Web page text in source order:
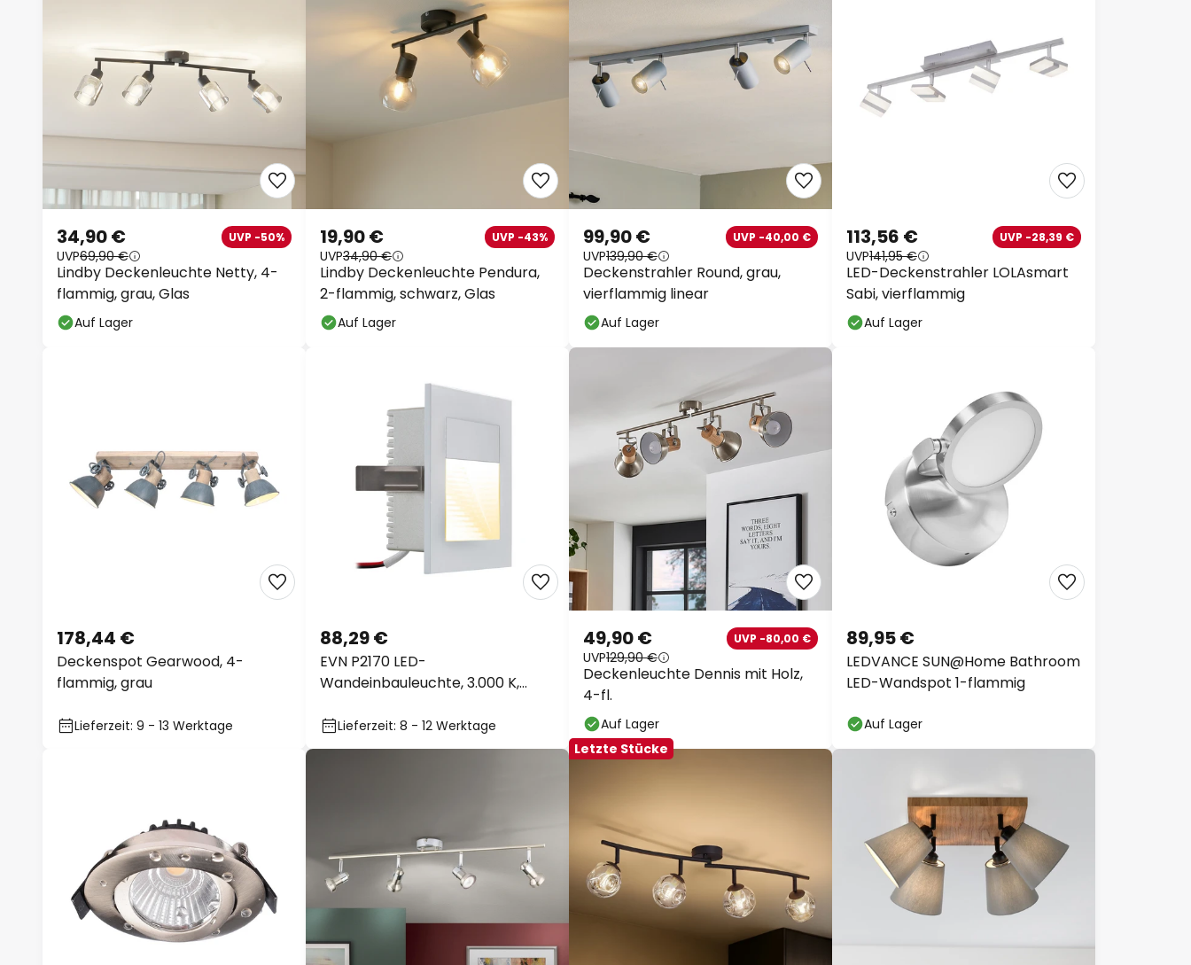
Lindby Deckenleuchte Netty, 4-
flammig, grau, Glas
34,90 € UVP -50%
UVP69,90 €
Auf Lager
Lindby Deckenleuchte Pendura,
2-flammig, schwarz, Glas
19,90 € UVP -43%
UVP34,90 €
Auf Lager
Deckenstrahler Round, grau,
vierflammig linear
99,90 € UVP -40,00 €
UVP139,90 €
Auf Lager
LED-Deckenstrahler LOLAsmart
Sabi, vierflammig
113,56 € UVP -28,39 €
UVP141,95 €
Auf Lager
Deckenspot Gearwood, 4-
flammig, grau
178,44 €
Lieferzeit: 9 - 13 Werktage
EVN P2170 LED-
Wandeinbauleuchte, 3.000 K,
88,29 €
Lieferzeit: 8 - 12 Werktage
Deckenleuchte Dennis mit Holz,
4-fl.
49,90 € UVP -80,00 €
UVP129,90 €
Auf Lager
LEDVANCE SUN@Home Bathroom
LED-Wandspot 1-flammig
89,95 €
Auf Lager
Letzte Stücke